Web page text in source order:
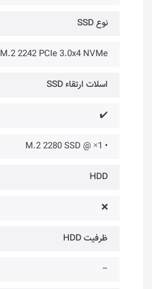
نوع SSD
M.2 2242 PCIe 3.0x4 NVMe
اسلات ارتقاء SSD
✔️
• 1× @ M.2 2280 SSD
HDD
❌
ظرفیت HDD
–